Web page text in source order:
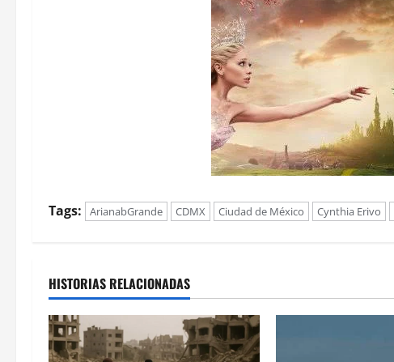
Tags: ArianabGrande CDMX Ciudad de México Cynthia Erivo
HISTORIAS RELACIONADAS